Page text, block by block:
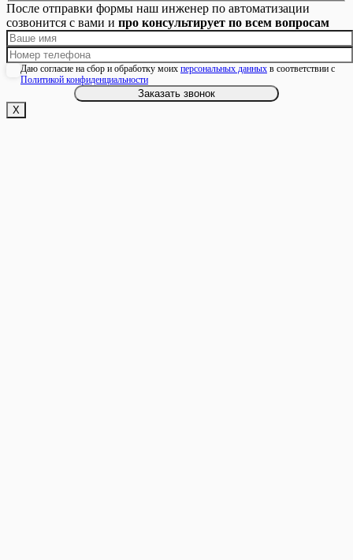
После отправки формы наш инженер по автоматизации
созвонится с вами и про консультирует по всем вопросам
Даю согласие на сбор и обработку моих персональных данных в соответствии с
Политикой конфиденциальности
Х